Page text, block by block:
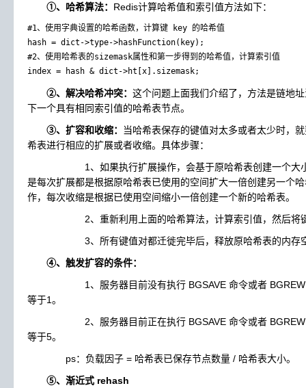
①、哈希算法： Redis计算哈希值和索引值方法如下：
#1、使用字典设置的哈希函数，计算键 key 的哈希值
hash = dict->type->hashFunction(key);
#2、使用哈希表的sizemask属性和第一步得到的哈希值，计算索引值
②、解决哈希冲突： 这个问题上面我们介绍了，方法是链地
下一个具有相同索引值的哈希表节点。
③、扩容和收缩： 当哈希表保存的键值对太多或者太少时，
希表进行相应的扩展或者收缩。具体步骤：
1、如果执行扩展操作，会基于原哈希表创建一个大小
是每次扩展都是根据原哈希表已使用的空间扩大一倍创建另一个
作，每次收缩是根据已使用空间缩小一倍创建一个新的哈希表。
2、重新利用上面的哈希算法，计算索引值，然后将键
3、所有键值对都迁徙完毕后，释放原哈希表的内存
④、触发扩容的条件：
1、服务器目前没有执行 BGSAVE 命令或者
等于1。
2、服务器目前正在执行 BGSAVE 命令或者
等于5。
ps：负载因子 = 哈希表已保存节点数量 / 哈希表大小。
⑤、渐近式 rehash